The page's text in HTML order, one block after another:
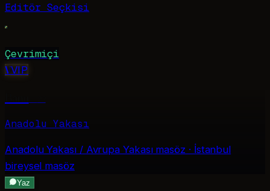
Editör Seçkisi
Çevrimiçi
VVIP
Anadolu Yakası
Anadolu Yakası / Avrupa Yakasımasöz · İstanbul
bireysel masöz
Yaz